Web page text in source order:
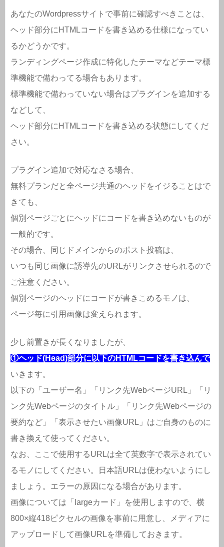
あなたのWordpressサイトで事前に確認すべきことは、
ヘッド部分にHTMLコードを書き込める仕様になってい
るかどうかです。
ランディングページ作成に特化したテーマなどテーマ標
準機能で備わってる場合もあります。
標準機能で備わっていない場合はプラグインを追加する
などして、
ヘッド部分にHTMLコードを書き込める状態にしてくだ
さい。
プラグイン追加で対応なさる場合、
無料プランだと全ページ共通のヘッドをイジることはで
きても、
個別ページごとにヘッドにコードを書き込めないものが
一般的です。
その場合、同じドメインからのポスト投稿は、
いつも同じ画像に誘導先のURLがリンクさせられるので
ご注意ください。
個別ページのヘッドにコードが書きこめるモノは、
ページ毎に引用画像は変えられます。
少し前置きが長くなりましたが、
①ヘッド(Head)部分に以下のHTMLコードを書き込んで
いきます。
以下の「ユーザー名」「リンク先WebページURL」「リ
ンク先Webページのタイトル」「リンク先Webページの
要約など」「表示させたい画像URL」はご自身のものに
書き換えて使ってください。
なお、ここで使用するURLは全て英数字で表示されてい
るモノにしてください。日本語URLは使わないようにし
ましょう。エラーの原因になる場合があります。
画像については「largeカード」を使用しますので、横
800×縦418ピクセルの画像を事前に用意し、メディアに
アップロードして画像URLを準備しておきます。